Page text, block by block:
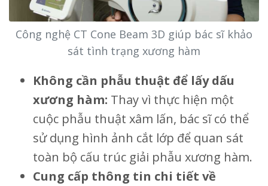
Công nghệ CT Cone Beam 3D giúp bác sĩ khảo
sát tình trạng xương hàm
Không cần phẫu thuật để lấy dấu
xương hàm: Thay vì thực hiện một
cuộc phẫu thuật xâm lấn, bác sĩ có thể
sử dụng hình ảnh cắt lớp để quan sát
toàn bộ cấu trúc giải phẫu xương hàm.
Cung cấp thông tin chi tiết về